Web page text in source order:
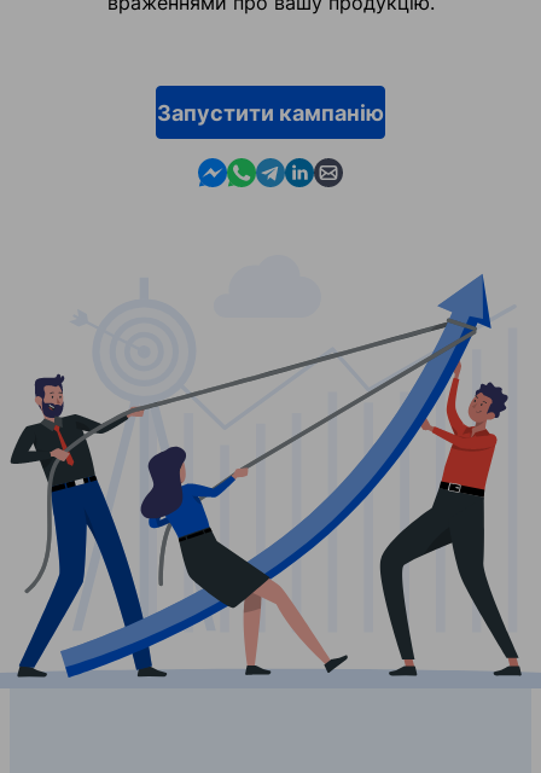
Запустити кампанію
Contact us in Messenger
Contact us in WhatsApp
Contact us in Telegram
Contact us in Linkedin
Contact us by email